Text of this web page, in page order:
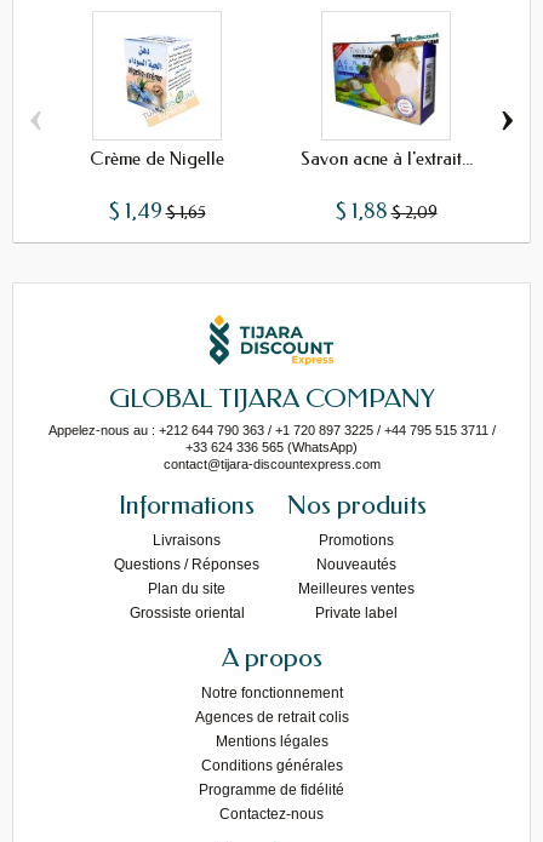
Crème de Nigelle
$ 1,49 $ 1,65
Savon acne à l'extrait...
$ 1,88 $ 2,09
‹ ›
GLOBAL TIJARA COMPANY
Appelez-nous au : +212 644 790 363 / +1 720 897 3225 / +44 795 515 3711 /
+33 624 336 565 (WhatsApp)
contact@tijara-discountexpress.com
Informations
Livraisons
Questions / Réponses
Plan du site
Grossiste oriental
Nos produits
Promotions
Nouveautés
Meilleures ventes
Private label
A propos
Notre fonctionnement
Agences de retrait colis
Mentions légales
Conditions générales
Programme de fidélité
Contactez-nous